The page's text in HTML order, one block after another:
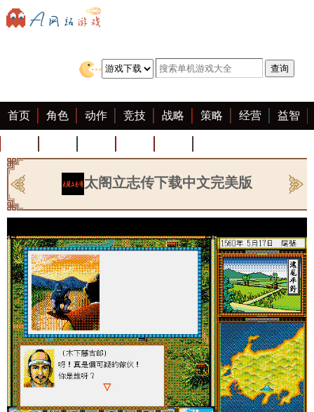
首页 角色 动作 竞技 战略 策略 经营 益智
太阁立志传下载中文完美版